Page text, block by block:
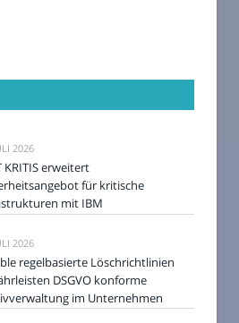
2026
KRITIS erweitert
für kritische
mit IBM
2026
regelbasierte Löschrichtlinien
DSGVO konforme
im Unternehmen